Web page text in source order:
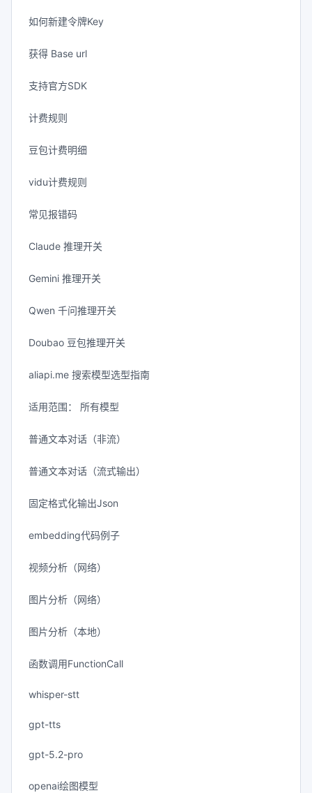
如何新建令牌Key
获得 Base url
支持官方SDK
计费规则
豆包计费明细
vidu计费规则
常见报错码
Claude 推理开关
Gemini 推理开关
Qwen 千问推理开关
Doubao 豆包推理开关
aliapi.me 搜索模型选型指南
适用范围： 所有模型
普通文本对话（非流）
普通文本对话（流式输出）
固定格式化输出Json
embedding代码例子
视频分析（网络）
图片分析（网络）
图片分析（本地）
函数调用FunctionCall
whisper-stt
gpt-tts
gpt-5.2-pro
openai绘图模型